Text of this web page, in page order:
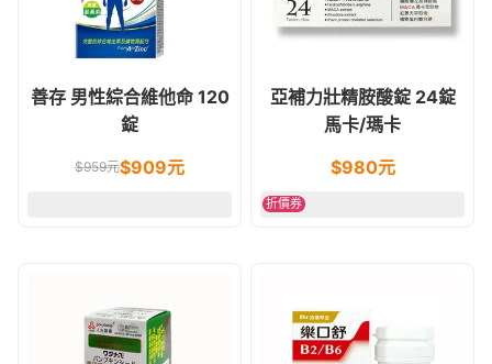
善存 男性綜合維他命 120
錠
$959元$909元
亞補力壯精胺酸錠 24錠
馬卡/瑪卡
$980元
折價券